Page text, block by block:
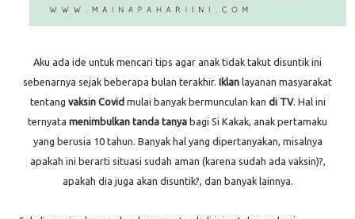
Aku ada ide untuk mencari tips agar anak tidak takut disuntik ini
sebenarnya sejak beberapa bulan terakhir. Iklan layanan masyarakat
tentang vaksin Covid mulai banyak bermunculan kan di TV. Hal ini
ternyata menimbulkan tanda tanya bagi Si Kakak, anak pertamaku
yang berusia 10 tahun. Banyak hal yang dipertanyakan, misalnya
apakah ini berarti situasi sudah aman (karena sudah ada vaksin)?,
apakah dia juga akan disuntik?, dan banyak lainnya.